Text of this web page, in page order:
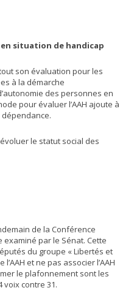
situation de handicap
son évaluation pour les
à la démarche
des personnes en
pour évaluer l’AAH ajoute à
le statut social des
de la Conférence
par le Sénat. Cette
du groupe « Libertés et
et ne pas associer l’AAH
le plafonnement sont les
voix contre 31.